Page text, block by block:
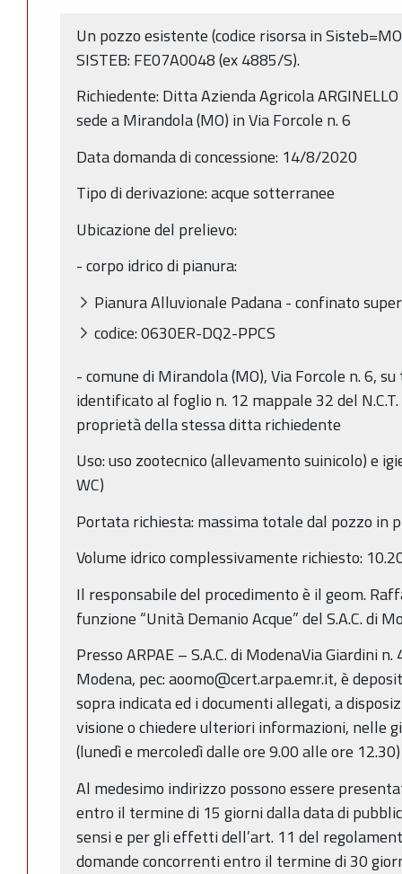
Un pozzo esistente (codice risorsa in
SISTEB: FE07A0048 (ex 4885/S).
Richiedente: Ditta Azienda Agricola
sede a Mirandola (MO) in Via Forcole n. 6
Data domanda di concessione: 14/8/2020
Tipo di derivazione: acque sotterranee
Ubicazione del prelievo:
- corpo idrico di pianura:
Pianura Alluvionale Padana - confinato
codice: 0630ER-DQ2-PPCS
- comune di Mirandola (MO), Via Forcole n. 6,
identificato al foglio n. 12 mappale 32 del
proprietà della stessa ditta richiedente
Uso: uso zootecnico (allevamento suinicolo) e
WC)
Portata richiesta: massima totale dal pozzo in
Volume idrico complessivamente richiesto:
Il responsabile del procedimento è il geom.
funzione “Unità Demanio Acque” del S.A.C. di
Presso ARPAE – S.A.C. di ModenaVia Giardini
Modena, pec: aoomo@cert.arpa.emr.it, è
sopra indicata ed i documenti allegati, a
visione o chiedere ulteriori informazioni, nelle
(lunedì e mercoledì dalle ore 9.00 alle ore 12.30)
Al medesimo indirizzo possono essere
entro il termine di 15 giorni dalla data di
sensi e per gli effetti dell’art. 11 del
domande concorrenti entro il termine di 30